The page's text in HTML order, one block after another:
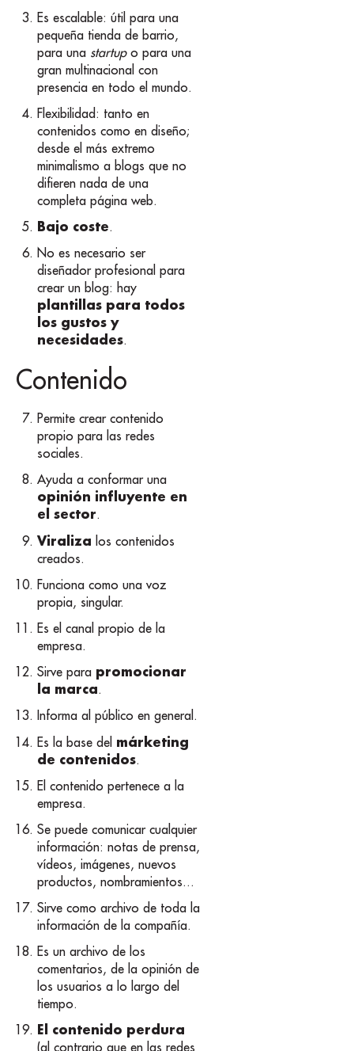
Es escalable: útil para una
pequeña tienda de barrio,
para una startupo para una
gran multinacional con
presencia en todo el mundo.
Flexibilidad: tanto en
contenidos como en diseño;
desde el más extremo
minimalismo a blogs que no
difieren nada de una
completa página web.
Bajo coste.
No es necesario ser
diseñador profesional para
crear un blog: hay
plantillas para todos
los gustos y
necesidades.
Contenido
Permite crear contenido
propio para las redes
sociales.
Ayuda a conformar una
opinión influyente en
el sector.
Viraliza los contenidos
creados.
Funciona como una voz
propia, singular.
Es el canal propio de la
empresa.
Sirve para promocionar
la marca.
Informa al público en general.
Es la base del márketing
de contenidos.
El contenido pertenece a la
empresa.
Se puede comunicar cualquier
información: notas de prensa,
vídeos, imágenes, nuevos
productos, nombramientos...
Sirve como archivo de toda la
información de la compañía.
Es un archivo de los
comentarios, de la opinión de
los usuarios a lo largo del
tiempo.
El contenido perdura
(al contrario que en las redes